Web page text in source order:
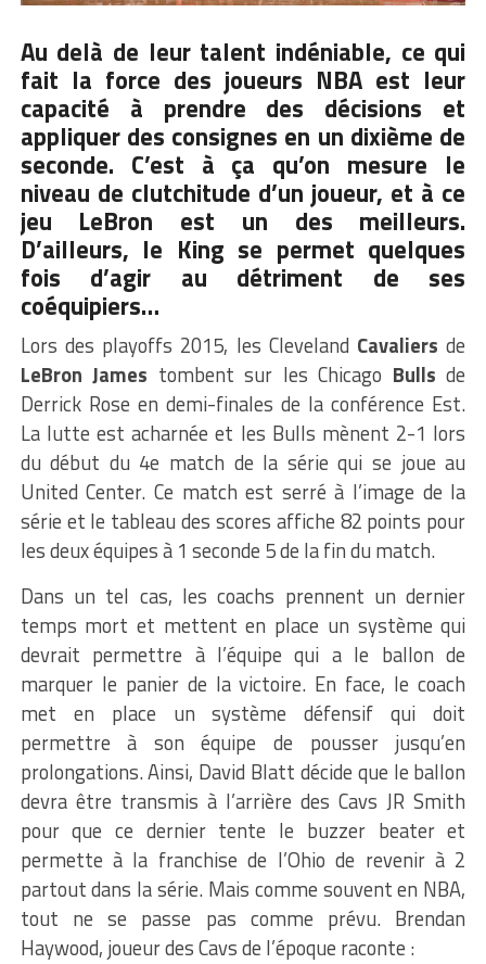
Au delà de leur talent indéniable, ce qui
fait la force des joueurs NBA est leur
capacité à prendre des décisions et
appliquer des consignes en un dixième de
seconde. C’est à ça qu’on mesure le
niveau de clutchitude d’un joueur, et à ce
jeu LeBron est un des meilleurs.
D’ailleurs, le King se permet quelques
fois d’agir au détriment de ses
coéquipiers…
Lors des playoffs 2015, les Cleveland Cavaliers de
LeBron James tombent sur les Chicago Bulls de
Derrick Rose en demi-finales de la conférence Est.
La lutte est acharnée et les Bulls mènent 2-1 lors
du début du 4e match de la série qui se joue au
United Center. Ce match est serré à l’image de la
série et le tableau des scores affiche 82 points pour
les deux équipes à 1 seconde 5 de la fin du match.
Dans un tel cas, les coachs prennent un dernier
temps mort et mettent en place un système qui
devrait permettre à l’équipe qui a le ballon de
marquer le panier de la victoire. En face, le coach
met en place un système défensif qui doit
permettre à son équipe de pousser jusqu’en
prolongations. Ainsi, David Blatt décide que le ballon
devra être transmis à l’arrière des Cavs JR Smith
pour que ce dernier tente le buzzer beater et
permette à la franchise de l’Ohio de revenir à 2
partout dans la série. Mais comme souvent en NBA,
tout ne se passe pas comme prévu. Brendan
Haywood, joueur des Cavs de l’époque raconte :